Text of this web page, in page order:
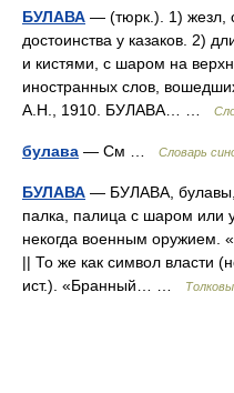
БУЛАВА — (тюрк.). 1) жезл,
достоинства у казаков. 2)
и кистями, с шаром на
иностранных слов,
А.Н., 1910. БУЛАВА… …
булава — См … Словарь
БУЛАВА — БУЛАВА, булавы,
палка, палица с шаром или
некогда военным оружием.
|| То же как символ власти
ист.). «Бранный… …